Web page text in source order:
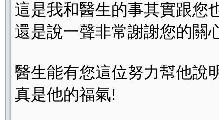
這是我和醫生的事其實跟您
還是說一聲非常謝謝您的關
醫生能有您這位努力幫他說
真是他的福氣!